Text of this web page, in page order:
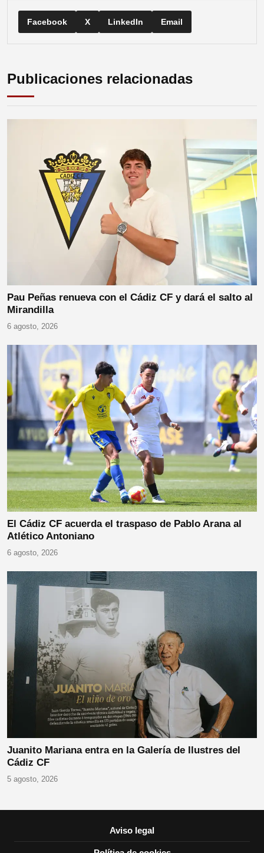
Facebook X LinkedIn Email
Publicaciones relacionadas
Pau Peñas renueva con el Cádiz CF y dará el salto al
Mirandilla
6 agosto, 2026
El Cádiz CF acuerda el traspaso de Pablo Arana al
Atlético Antoniano
6 agosto, 2026
Juanito Mariana entra en la Galería de Ilustres del
Cádiz CF
5 agosto, 2026
Aviso legal